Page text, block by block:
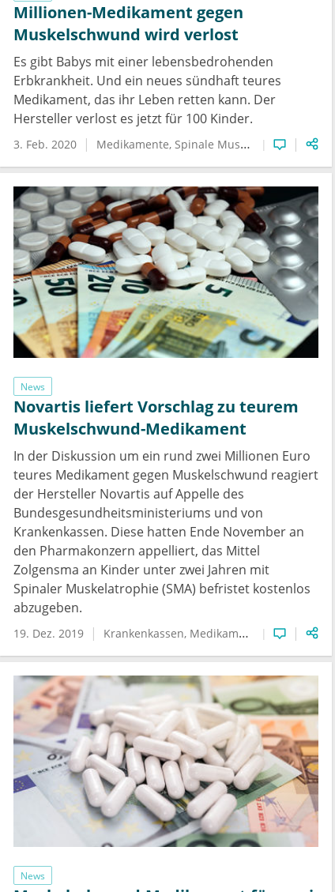
Millionen-Medikament gegen
Muskelschwund wird verlost
Es gibt Babys mit einer lebensbedrohenden
Erbkrankheit. Und ein neues sündhaft teures
Medikament, das ihr Leben retten kann. Der
Hersteller verlost es jetzt für 100 Kinder.
3. Feb. 2020 Medikamente Spinale Muskelatrophie
News
Novartis liefert Vorschlag zu teurem
Muskelschwund-Medikament
In der Diskussion um ein rund zwei Millionen Euro
teures Medikament gegen Muskelschwund reagiert
der Hersteller Novartis auf Appelle des
Bundesgesundheitsministeriums und von
Krankenkassen. Diese hatten Ende November an
den Pharmakonzern appelliert, das Mittel
Zolgensma an Kinder unter zwei Jahren mit
Spinaler Muskelatrophie (SMA) befristet kostenlos
abzugeben.
19. Dez. 2019 Krankenkassen Medikamente
News